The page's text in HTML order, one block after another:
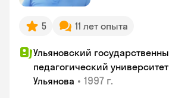
5 11 лет опыта
Ульяновский
педагогический
Ульянова • 1997 г.